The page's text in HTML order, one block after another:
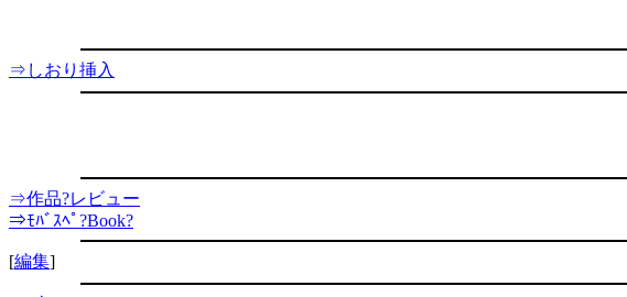
⇒しおり挿入
⇒作品?レビュー
⇒ﾓﾊﾞｽﾍﾟ?Book?
[編集]